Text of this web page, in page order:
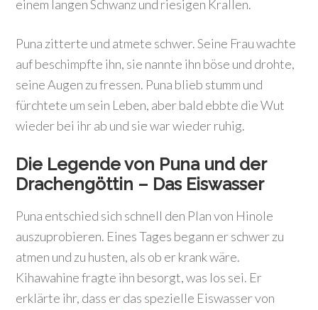
einem langen Schwanz und riesigen Krallen.
Puna zitterte und atmete schwer. Seine Frau wachte
auf beschimpfte ihn, sie nannte ihn böse und drohte,
seine Augen zu fressen. Puna blieb stumm und
fürchtete um sein Leben, aber bald ebbte die Wut
wieder bei ihr ab und sie war wieder ruhig.
Die Legende von Puna und der
Drachengöttin – Das Eiswasser
Puna entschied sich schnell den Plan von Hinole
auszuprobieren. Eines Tages begann er schwer zu
atmen und zu husten, als ob er krank wäre.
Kihawahine fragte ihn besorgt, was los sei. Er
erklärte ihr, dass er das spezielle Eiswasser von